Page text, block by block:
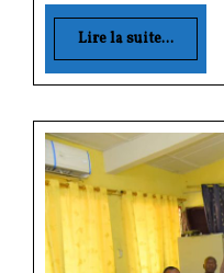
Lire la suite...